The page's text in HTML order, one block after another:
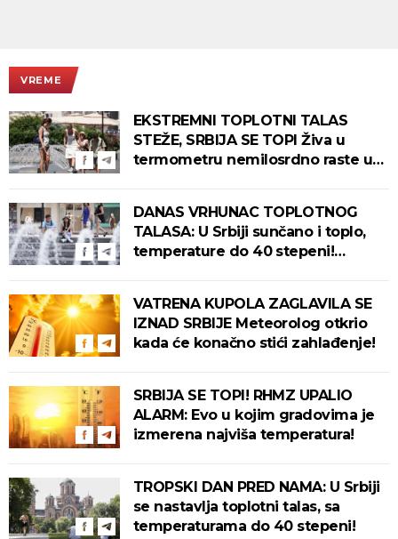
VREME
EKSTREMNI TOPLOTNI TALAS
STEŽE, SRBIJA SE TOPI Živa u
termometru nemilosrdno raste u
DANAS VRHUNAC TOPLOTNOG
TALASA: U Srbiji sunčano i toplo,
temperature do 40 stepeni!
VATRENA KUPOLA ZAGLAVILA SE
IZNAD SRBIJE Meteorolog otkrio
kada će konačno stići zahlađenje!
SRBIJA SE TOPI! RHMZ UPALIO
ALARM: Evo u kojim gradovima je
izmerena najviša temperatura!
TROPSKI DAN PRED NAMA: U Srbiji
se nastavlja toplotni talas, sa
temperaturama do 40 stepeni!